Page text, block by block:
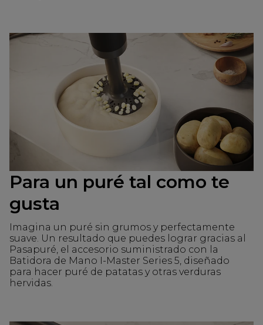
Para un puré tal como te
gusta
Imagina un puré sin grumos y perfectamente
suave. Un resultado que puedes lograr gracias al
Pasapuré, el accesorio suministrado con la
Batidora de Mano I-Master Series 5, diseñado
para hacer puré de patatas y otras verduras
hervidas.